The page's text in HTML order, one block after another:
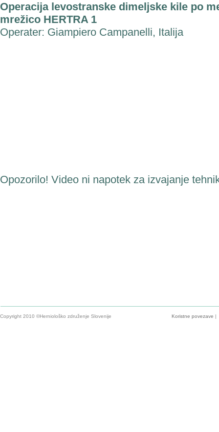
Operacija levostranske dimeljske kile po
mrežico HERTRA 1
Operater: Giampiero Campanelli, Italija
Opozorilo! Video ni napotek za izvajanje
Copyright 2010 ©Herniološko združenje Slovenije Koristne povezave